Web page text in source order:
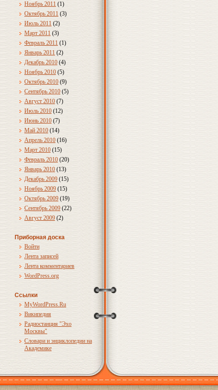
Ноябрь 2011 (1)
Октябрь 2011 (3)
Июль 2011 (2)
Март 2011 (3)
Февраль 2011 (1)
Январь 2011 (2)
Декабрь 2010 (4)
Ноябрь 2010 (5)
Октябрь 2010 (9)
Сентябрь 2010 (5)
Август 2010 (7)
Июль 2010 (12)
Июнь 2010 (7)
Май 2010 (14)
Апрель 2010 (16)
Март 2010 (15)
Февраль 2010 (20)
Январь 2010 (13)
Декабрь 2009 (15)
Ноябрь 2009 (15)
Октябрь 2009 (19)
Сентябрь 2009 (22)
Август 2009 (2)
Приборная доска
Войти
Лента записей
Лента комментариев
WordPress.org
Ссылки
MyWordPress.Ru
Википедия
Радиостанция "Эхо
Москвы"
Словари и энциклопедии на
Академике